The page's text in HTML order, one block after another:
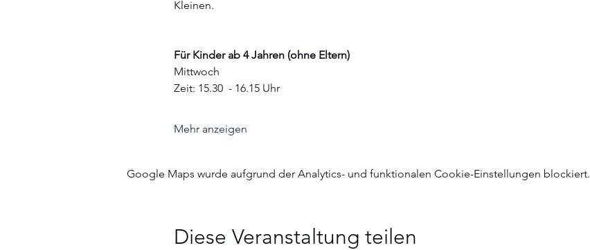
Kleinen.
Für Kinder ab 4 Jahren (ohne Eltern)
Mittwoch
Zeit: 15.30  - 16.15 Uhr
Mehr anzeigen
Google Maps wurde aufgrund der Analytics- und funktionalen Cookie-Einstellungen blockiert.
Diese Veranstaltung teilen